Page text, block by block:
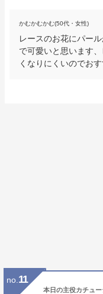
かむかむかむ(50代・女性)
レースのお花にパー
で可愛いと思います
くなりにくいのでおす
no. 11